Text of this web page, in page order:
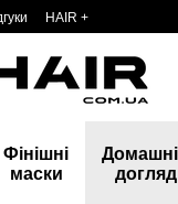
HAIR +
Фінішні
маски
догляд